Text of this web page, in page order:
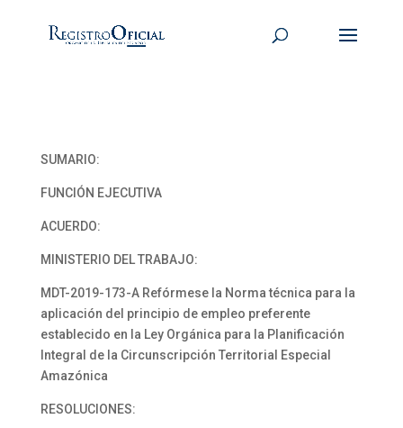
SUMARIO:
FUNCIÓN EJECUTIVA
ACUERDO:
MINISTERIO DEL TRABAJO:
MDT-2019-173-A Refórmese la Norma técnica para la
aplicación del principio de empleo preferente
establecido en la Ley Orgánica para la Planificación
Integral de la Circunscripción Territorial Especial
Amazónica
RESOLUCIONES: